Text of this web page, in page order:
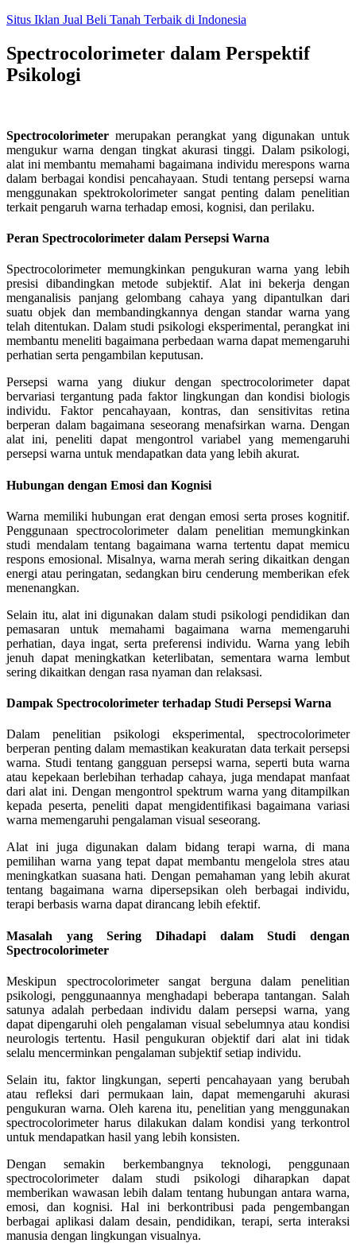
Skip
content
Situs Iklan Jual Beli Tanah Terbaik di Indonesia
Spectrocolorimeter dalam Perspektif
Psikologi
Spectrocolorimeter merupakan perangkat yang digunakan untuk
mengukur warna dengan tingkat akurasi tinggi. Dalam psikologi,
alat ini membantu memahami bagaimana individu merespons warna
dalam berbagai kondisi pencahayaan. Studi tentang persepsi warna
menggunakan spektrokolorimeter sangat penting dalam penelitian
terkait pengaruh warna terhadap emosi, kognisi, dan perilaku.
Peran Spectrocolorimeter dalam Persepsi Warna
Spectrocolorimeter memungkinkan pengukuran warna yang lebih
presisi dibandingkan metode subjektif. Alat ini bekerja dengan
menganalisis panjang gelombang cahaya yang dipantulkan dari
suatu objek dan membandingkannya dengan standar warna yang
telah ditentukan. Dalam studi psikologi eksperimental, perangkat ini
membantu meneliti bagaimana perbedaan warna dapat memengaruhi
perhatian serta pengambilan keputusan.
Persepsi warna yang diukur dengan spectrocolorimeter dapat
bervariasi tergantung pada faktor lingkungan dan kondisi biologis
individu. Faktor pencahayaan, kontras, dan sensitivitas retina
berperan dalam bagaimana seseorang menafsirkan warna. Dengan
alat ini, peneliti dapat mengontrol variabel yang memengaruhi
persepsi warna untuk mendapatkan data yang lebih akurat.
Hubungan dengan Emosi dan Kognisi
Warna memiliki hubungan erat dengan emosi serta proses kognitif.
Penggunaan spectrocolorimeter dalam penelitian memungkinkan
studi mendalam tentang bagaimana warna tertentu dapat memicu
respons emosional. Misalnya, warna merah sering dikaitkan dengan
energi atau peringatan, sedangkan biru cenderung memberikan efek
menenangkan.
Selain itu, alat ini digunakan dalam studi psikologi pendidikan dan
pemasaran untuk memahami bagaimana warna memengaruhi
perhatian, daya ingat, serta preferensi individu. Warna yang lebih
jenuh dapat meningkatkan keterlibatan, sementara warna lembut
sering dikaitkan dengan rasa nyaman dan relaksasi.
Dampak Spectrocolorimeter terhadap Studi Persepsi Warna
Dalam penelitian psikologi eksperimental, spectrocolorimeter
berperan penting dalam memastikan keakuratan data terkait persepsi
warna. Studi tentang gangguan persepsi warna, seperti buta warna
atau kepekaan berlebihan terhadap cahaya, juga mendapat manfaat
dari alat ini. Dengan mengontrol spektrum warna yang ditampilkan
kepada peserta, peneliti dapat mengidentifikasi bagaimana variasi
warna memengaruhi pengalaman visual seseorang.
Alat ini juga digunakan dalam bidang terapi warna, di mana
pemilihan warna yang tepat dapat membantu mengelola stres atau
meningkatkan suasana hati. Dengan pemahaman yang lebih akurat
tentang bagaimana warna dipersepsikan oleh berbagai individu,
terapi berbasis warna dapat dirancang lebih efektif.
Masalah yang Sering Dihadapi dalam Studi dengan
Spectrocolorimeter
Meskipun spectrocolorimeter sangat berguna dalam penelitian
psikologi, penggunaannya menghadapi beberapa tantangan. Salah
satunya adalah perbedaan individu dalam persepsi warna, yang
dapat dipengaruhi oleh pengalaman visual sebelumnya atau kondisi
neurologis tertentu. Hasil pengukuran objektif dari alat ini tidak
selalu mencerminkan pengalaman subjektif setiap individu.
Selain itu, faktor lingkungan, seperti pencahayaan yang berubah
atau refleksi dari permukaan lain, dapat memengaruhi akurasi
pengukuran warna. Oleh karena itu, penelitian yang menggunakan
spectrocolorimeter harus dilakukan dalam kondisi yang terkontrol
untuk mendapatkan hasil yang lebih konsisten.
Dengan semakin berkembangnya teknologi, penggunaan
spectrocolorimeter dalam studi psikologi diharapkan dapat
memberikan wawasan lebih dalam tentang hubungan antara warna,
emosi, dan kognisi. Hal ini berkontribusi pada pengembangan
berbagai aplikasi dalam desain, pendidikan, terapi, serta interaksi
manusia dengan lingkungan visualnya.